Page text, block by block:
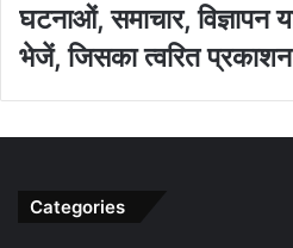
घटनाओं, समाचार, विज्ञापन
भेजें, जिसका त्‍वरित प्रकाशन
Categories